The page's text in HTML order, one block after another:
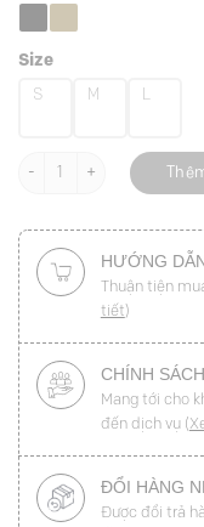
Size
S M L
Quần suông can dọc
HƯỚNG
Thuận tiện
tiết)
CHÍNH
Mang tới cho
đến dịch vụ (
ĐỔI HÀNG
Được đổi trả